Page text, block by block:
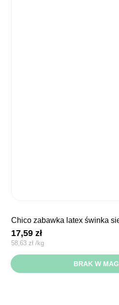
chico zabawka latex świnka
17,59zł
58,63 zł /kg
BRAK W